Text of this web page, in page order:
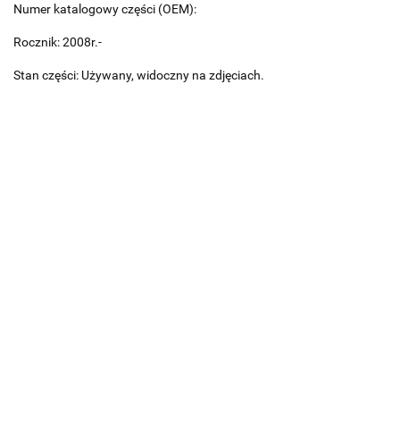
Numer katalogowy części (OEM):
Rocznik: 2008r.-
Stan części: Używany, widoczny na zdjęciach.